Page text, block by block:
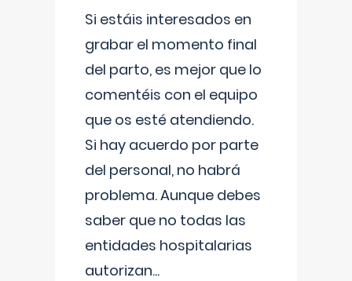
Si estáis interesados en
grabar el momento final
del parto, es mejor que lo
comentéis con el equipo
que os esté atendiendo.
Si hay acuerdo por parte
del personal, no habrá
problema. Aunque debes
saber que no todas las
entidades hospitalarias
autorizan...